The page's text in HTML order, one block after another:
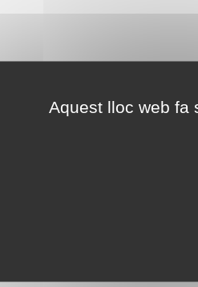
Aquest lloc web fa